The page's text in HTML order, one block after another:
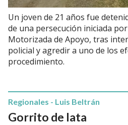
Un joven de 21 años fue
de una persecución iniciada
Motorizada de Apoyo, tras
policial y agredir a uno de los
procedimiento.
Gorrito de lata
Regionales - Luis Beltrán